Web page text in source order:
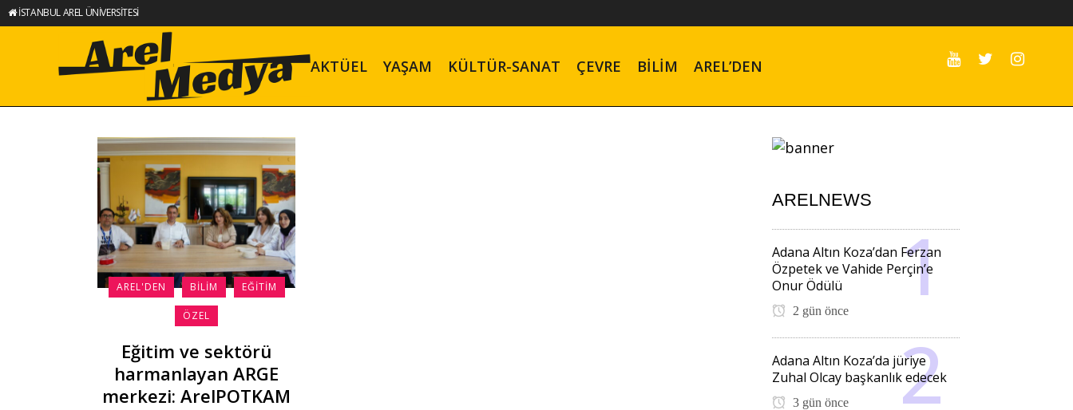
İSTANBUL AREL ÜNİVERSİTESİ
AKTÜEL YAŞAM KÜLTÜR-SANAT ÇEVRE BILIM AREL’DEN
AREL'DEN BILIM EĞITIM
ÖZEL
Eğitim ve sektörü
harmanlayan ARGE
merkezi: ArelPOTKAM
ARELNEWS
Adana Altın Koza’dan Ferzan
Özpetek ve Vahide Perçin’e
Onur Ödülü
2 gün önce
Adana Altın Koza’da jüriye
Zuhal Olcay başkanlık edecek
3 gün önce